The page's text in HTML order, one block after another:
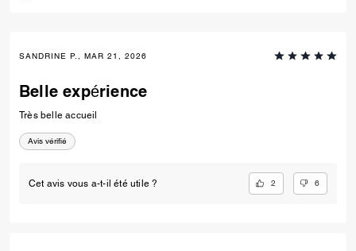
SANDRINE P., MAR 21, 2026
Belle expérience
Très belle accueil
Avis vérifié
Cet avis vous a-t-il été utile ? 2 6